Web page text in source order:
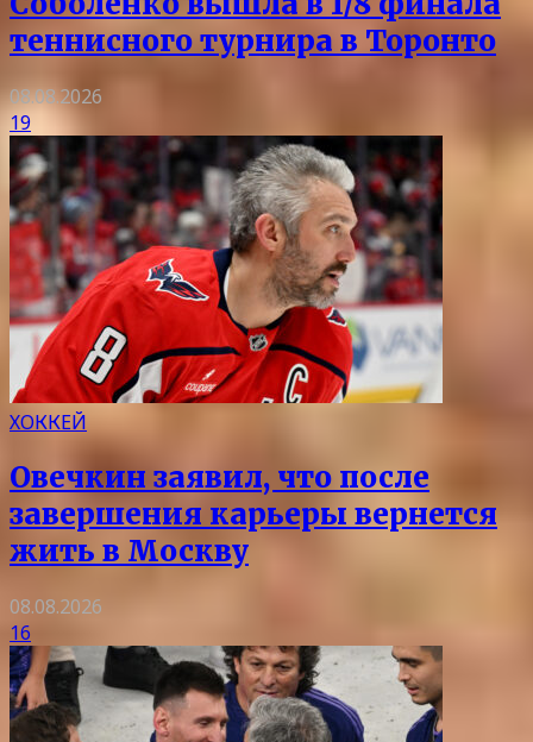
теннисного турнира в Торонто
08.08.2026
19
ХОККЕЙ
Овечкин заявил, что после
завершения карьеры вернется
жить в Москву
08.08.2026
16